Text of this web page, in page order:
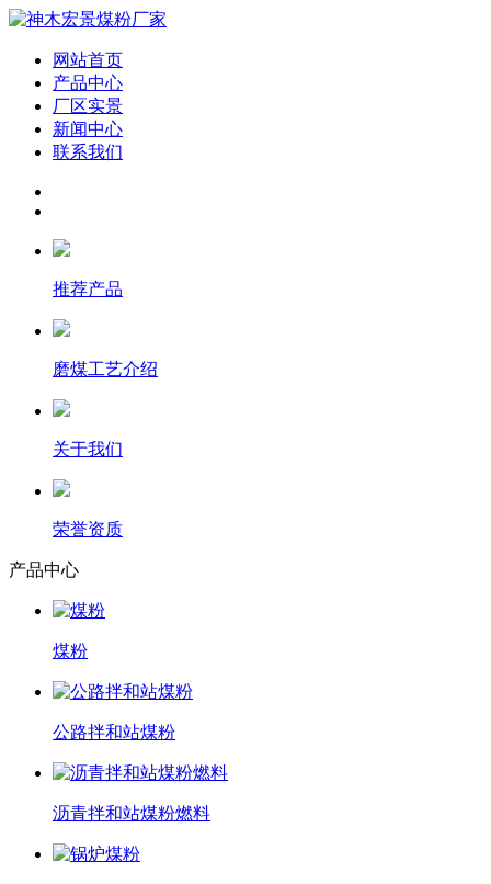
网站首页
产品中心
厂区实景
新闻中心
联系我们
推荐产品
磨煤工艺介绍
关于我们
荣誉资质
产品中心
煤粉
公路拌和站煤粉
沥青拌和站煤粉燃料